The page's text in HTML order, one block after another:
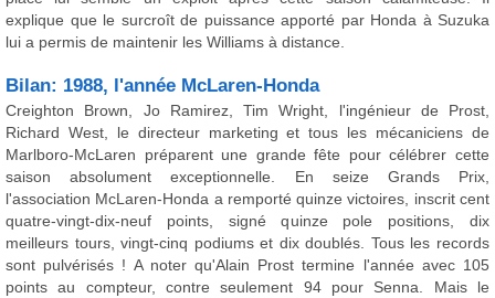
explique que le surcroît de puissance apporté par Honda à Suzuka
lui a permis de maintenir les Williams à distance.
Bilan: 1988, l'année McLaren-Honda
Creighton Brown, Jo Ramirez, Tim Wright, l'ingénieur de Prost,
Richard West, le directeur marketing et tous les mécaniciens de
Marlboro-McLaren préparent une grande fête pour célébrer cette
saison absolument exceptionnelle. En seize Grands Prix,
l'association McLaren-Honda a remporté quinze victoires, inscrit cent
quatre-vingt-dix-neuf points, signé quinze pole positions, dix
meilleurs tours, vingt-cinq podiums et dix doublés. Tous les records
sont pulvérisés ! A noter qu'Alain Prost termine l'année avec 105
points au compteur, contre seulement 94 pour Senna. Mais le